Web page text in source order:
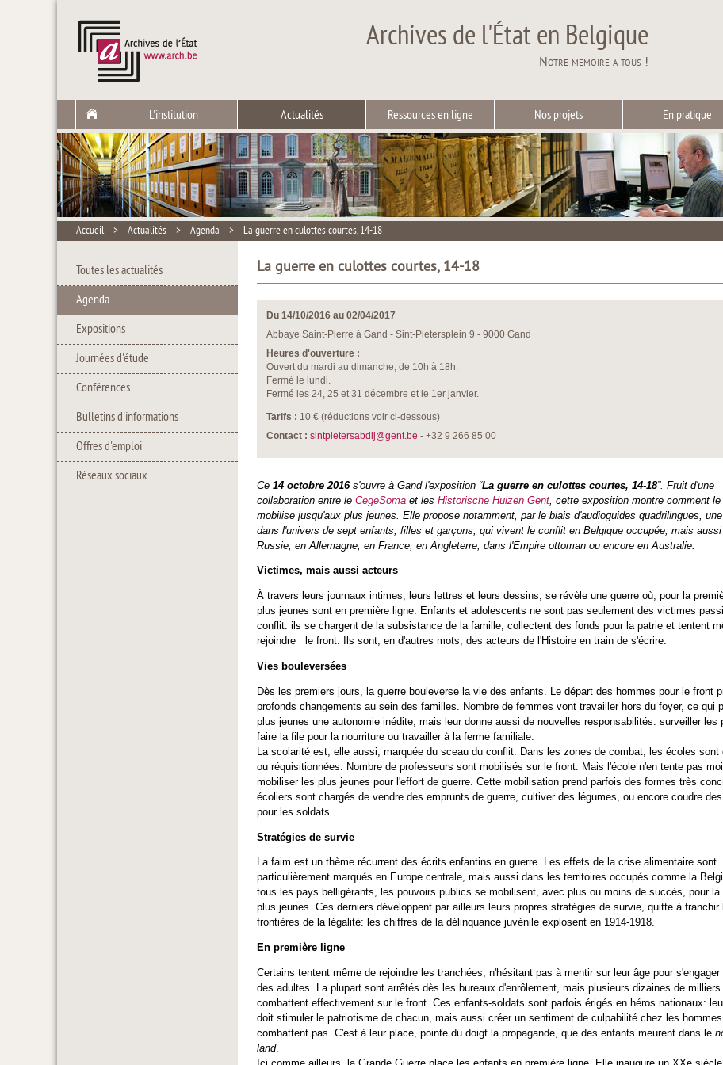
Archives de l'État en Belgique
Notre mémoire à tous !
L'institution Actualités Ressources en ligne Nos projets En pratique
Accueil > Actualités > Agenda > La guerre en culottes courtes, 14-18
Toutes les actualités
Agenda
Expositions
Journées d'étude
Conférences
Bulletins d'informations
Offres d'emploi
Réseaux sociaux
La guerre en culottes courtes, 14-18
Du 14/10/2016 au 02/04/2017
Abbaye Saint-Pierre à Gand - Sint-Pietersplein 9 - 9000 Gand
Heures d'ouverture :
Ouvert du mardi au dimanche, de 10h à 18h.
Fermé le lundi.
Fermé les 24, 25 et 31 décembre et le 1er janvier.
Tarifs : 10 € (réductions voir ci-dessous)
Contact : sintpietersabdij@gent.be - +32 9 266 85 00
Ce 14 octobre 2016s'ouvre à Gand l'exposition “La guerre en culottes courtes, 14-18”. Fruit d'une
collaboration entre le CegeSoma et les Historische Huizen Gent , cette exposition montre comment
mobilise jusqu'aux plus jeunes. Elle propose notamment, par le biais d'audioguides quadrilingues,
dans l'univers de sept enfants, filles et garçons, qui vivent le conflit en Belgique occupée, mais
Russie, en Allemagne, en France, en Angleterre, dans l'Empire ottoman ou encore en Australie.
Victimes, mais aussi acteurs
À travers leurs journaux intimes, leurs lettres et leurs dessins, se révèle une guerre où, pour la
plus jeunes sont en première ligne. Enfants et adolescents ne sont pas seulement des victimes
conflit: ils se chargent de la subsistance de la famille, collectent des fonds pour la patrie et tentent
rejoindre le front. Ils sont, en d'autres mots, des acteurs de l'Histoire en train de s'écrire.
Vies bouleversées
Dès les premiers jours, la guerre bouleverse la vie des enfants. Le départ des hommes pour le front
profonds changements au sein des familles. Nombre de femmes vont travailler hors du foyer, ce qui
plus jeunes une autonomie inédite, mais leur donne aussi de nouvelles responsabilités: surveiller les
faire la file pour la nourriture ou travailler à la ferme familiale.
La scolarité est, elle aussi, marquée du sceau du conflit. Dans les zones de combat, les écoles sont
ou réquisitionnées. Nombre de professeurs sont mobilisés sur le front. Mais l'école n'en tente pas
mobiliser les plus jeunes pour l'effort de guerre. Cette mobilisation prend parfois des formes très
écoliers sont chargés de vendre des emprunts de guerre, cultiver des légumes, ou encore coudre
pour les soldats.
Stratégies de survie
La faim est un thème récurrent des écrits enfantins en guerre. Les effets de la crise alimentaire sont
particulièrement marqués en Europe centrale, mais aussi dans les territoires occupés comme la
tous les pays belligérants, les pouvoirs publics se mobilisent, avec plus ou moins de succès, pour la
plus jeunes. Ces derniers développent par ailleurs leurs propres stratégies de survie, quitte à franchir
frontières de la légalité: les chiffres de la délinquance juvénile explosent en 1914-1918.
En première ligne
Certains tentent même de rejoindre les tranchées, n'hésitant pas à mentir sur leur âge pour
des adultes. La plupart sont arrêtés dès les bureaux d'enrôlement, mais plusieurs dizaines de milliers
combattent effectivement sur le front. Ces enfants-soldats sont parfois érigés en héros nationaux:
doit stimuler le patriotisme de chacun, mais aussi créer un sentiment de culpabilité chez les
combattent pas. C'est à leur place, pointe du doigt la propagande, que des enfants meurent dans le
land.